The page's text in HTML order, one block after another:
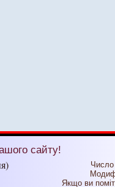
сайту!
Число
Якщо ви